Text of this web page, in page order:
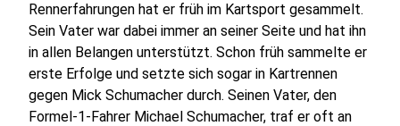
Rennerfahrungen hat er früh im Kartsport gesammelt.
Sein Vater war dabei immer an seiner Seite und hat ihn
in allen Belangen unterstützt. Schon früh sammelte er
erste Erfolge und setzte sich sogar in Kartrennen
gegen Mick Schumacher durch. Seinen Vater, den
Formel-1-Fahrer Michael Schumacher, traf er oft an